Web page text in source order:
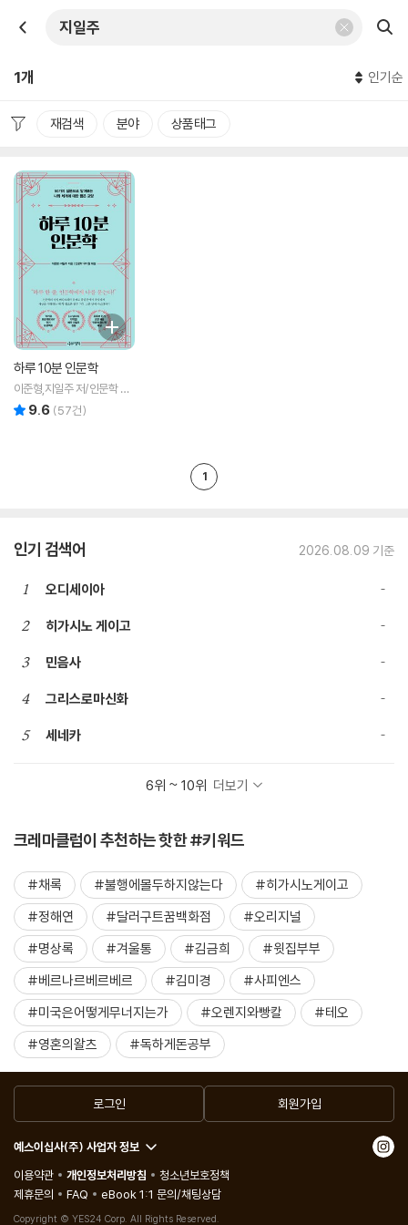
1개 인기순
재검색 분야 상품태그
하루 10분 인문학
이준형,지일주 저/인문학 유
치원 해설
9.6 (57건)
1
인기 검색어 2026.08.09 기준
1 오디세이아
2 히가시노 게이고
3 민음사
4 그리스로마신화
5 세네카
6위 ~ 10위 더보기
크레마클럽이 추천하는 핫한 #키워드
#채록 #불행에몰두하지않는다
#히가시노게이고
#정해연
#달러구트꿈백화점
#오리지널
#명상록
#겨울통 #김금희
#윗집부부
#베르나르베르베르
#김미경
#사피엔스
#미국은어떻게무너지는가
#오렌지와빵칼
#테오
#영혼의왈츠
#독하게돈공부
로그인 회원가입
예스이십사(주) 사업자 정보
이용약관
개인정보처리방침
청소년보호정책
제휴문의
FAQ eBook 1:1 문의/채팅상담
Copyright © YES24 Corp. All Rights Reserved.